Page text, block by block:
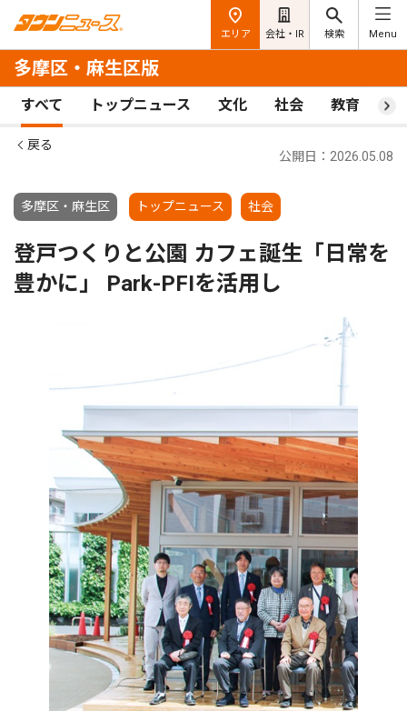
エリア 会社・IR 検索 Menu
多摩区・麻生区版
すべて トップニュース 文化 社会 教育 ス
戻る
多摩区・麻生区 トップニュース 社会
公開日：2026.05.08
登戸つくりと公園 カフェ誕生「日常を
豊かに」 Park-PFIを活用し